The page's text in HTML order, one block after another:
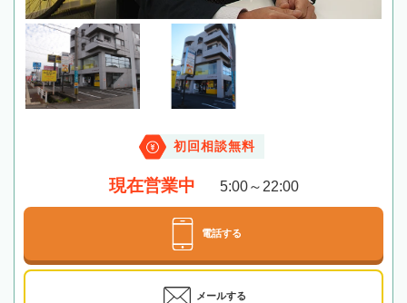
初回相談無料
現在営業中 5:00～22:00
電話する
メールする